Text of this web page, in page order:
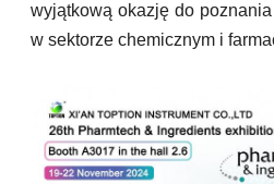
wyjątkową okazję do
w sektorze chemicznym i